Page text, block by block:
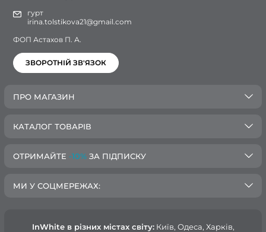
гурт
irina.tolstikova21@gmail.com
ФОП Астахов П. А.
ЗВОРОТНІЙ ЗВ'ЯЗОК
ПРО МАГАЗИН
КАТАЛОГ ТОВАРІВ
ОТРИМАЙТЕ -10% ЗА ПІДПИСКУ
МИ У СОЦМЕРЕЖАХ:
InWhite в різних містах світу:Київ, Одеса, Харків,